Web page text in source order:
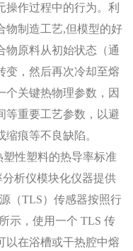
操作过程中的行为。利
物制造工艺,但模型的好
物原料从初始状态（通
变，然后再次冷却至熔
个关键热物理参数，因
等重要工艺参数，以避
痕等不良缺陷。
性塑料的热导率标准
分析仪模块化仪器提供
（TLS）传感器按照行
示，使用一个 TLS 传
以在浴槽或干热腔中熔